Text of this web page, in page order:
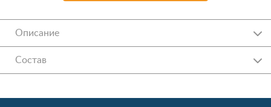
Описание
Состав